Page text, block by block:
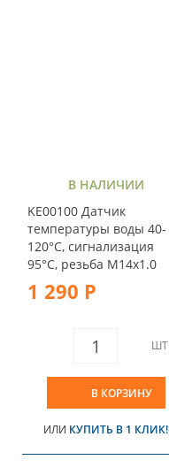
В НАЛИЧИИ
KE00100 Датчик
температуры воды 40-
120°С, сигнализация
95°С, резьба М14х1.0
1 290 Р
ШТ
В КОРЗИНУ
ИЛИ КУПИТЬ В 1 КЛИК!